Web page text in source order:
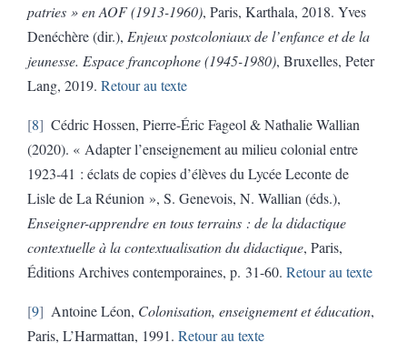
patries » en AOF (1913-1960), Paris, Karthala, 2018. Yves
Denéchère (dir.), Enjeux postcoloniaux de l’enfance et de la
jeunesse. Espace francophone (1945-1980), Bruxelles, Peter
Lang, 2019. Retour au texte
8
Cédric Hossen, Pierre-Éric Fageol & Nathalie Wallian
(2020). « Adapter l’enseignement au milieu colonial entre
1923-41 : éclats de copies d’élèves du Lycée Leconte de
Lisle de La Réunion », S. Genevois, N. Wallian (éds.),
Enseigner-apprendre en tous terrains : de la didactique
contextuelle à la contextualisation du didactique, Paris,
Éditions Archives contemporaines, p. 31-60. Retour au texte
9 Antoine Léon, Colonisation, enseignement et éducation,
Paris, L’Harmattan, 1991. Retour au texte